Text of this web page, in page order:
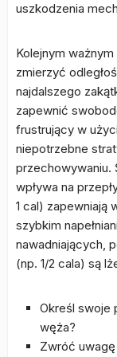
uszkodzenia
Kolejnym
zmierzyć
najdalszego
zapewnić
frustrujący w
niepotrzebne
przechowywaniu.
wpływa na
1 cal) zapewniają
szybkim
nawadniających,
(np. 1/2 cala) są
Określ swoje
węża?
Zwróć uwagę